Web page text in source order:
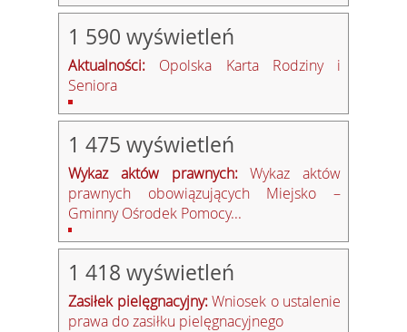
1 590 wyświetleń
Aktualności: Opolska Karta Rodziny i
Seniora
1 475 wyświetleń
Wykaz aktów prawnych:Wykaz aktów
prawnych obowiązujących Miejsko –
Gminny Ośrodek Pomocy...
1 418 wyświetleń
Zasiłek pielęgnacyjny:Wniosek o ustalenie
prawa do zasiłku pielęgnacyjnego